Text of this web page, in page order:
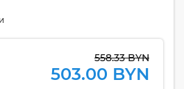
558.33 BYN
503.00 BYN